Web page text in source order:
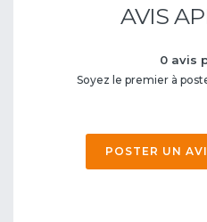
AVIS
0 avis
Soyez le premier à
POSTER UN